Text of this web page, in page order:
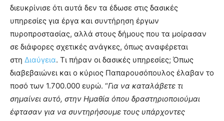
διευκρίνισε ότι αυτά δεν τα έδωσε στις δασικές
υπηρεσίες για έργα και συντήρηση έργων
πυροπροστασίας, αλλά στους δήμους που τα μοίρασαν
σε διάφορες σχετικές ανάγκες, όπως αναφέρεται
στη Διαύγεια. Τι πήραν οι δασικές υπηρεσίες; Όπως
διαβεβαιώνει και ο κύριος Παπαρουσόπουλος έλαβαν το
ποσό των 1.700.000 ευρώ. “Για να καταλάβετε τι
σημαίνει αυτό, στην Ημαθία όπου δραστηριοποιούμαι
έφτασαν για να συντηρήσουμε τους υπάρχοντες